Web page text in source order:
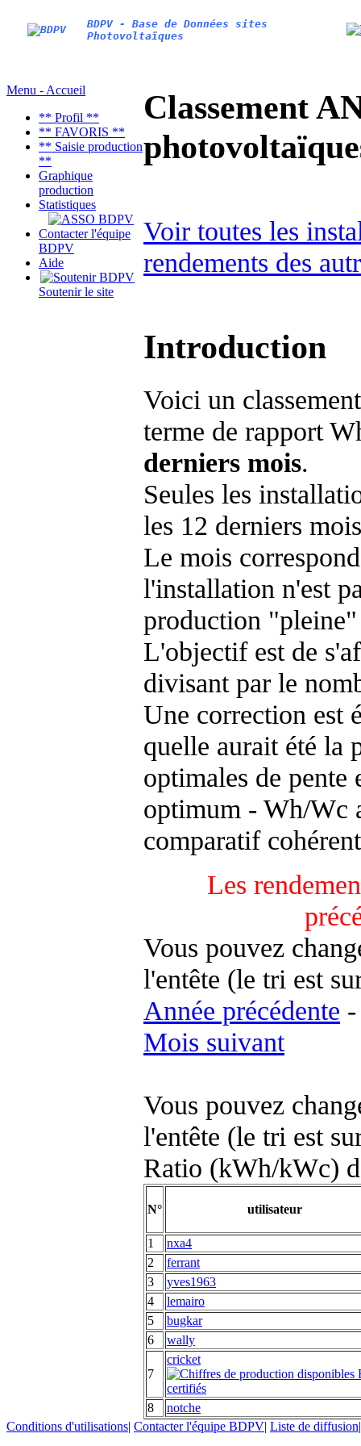
BDPV - Base de Données sites
Photovoltaïques
Menu - Accueil
** Profil **
** FAVORIS **
** Saisie production
**
Graphique
production
Statistiques
Contacter l'équipe
BDPV
Aide
Soutenir le site
Classement
Voir toutes les
rendements des
Introduction
Voici un
terme de rapport
derniers mois.
Seules les
les 12 derniers
Le mois
l'installation n'est
production "pleine"
L'objectif est de
divisant par le
Une correction est
quelle aurait été la
optimales de
optimum - Wh/Wc
comparatif
Les
Vous pouvez
l'entête (le tri est
Année précédente -
Mois suivant
Vous pouvez
l'entête (le tri est
Ratio (kWh/kWc)
N° utilisateur
1
nxa4
2
ferrant
3
yves1963
4
lemairo
5
bugkar
6
wally
7
cricket
8
notche
Conditions d'utilisations| Contacter l'équipe BDPV| Liste de diffusion